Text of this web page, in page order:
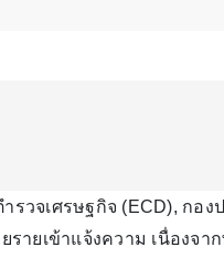
รวจเศรษฐกิจ (ECD), กอ
รายเข้าแจ้งความ เนื่องจ